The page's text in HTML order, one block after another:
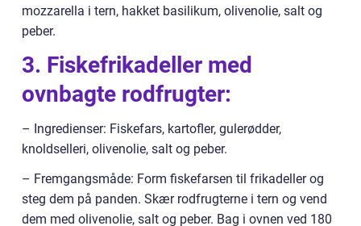
mozzarella i tern, hakket basilikum, olivenolie, salt og
peber.
3. Fiskefrikadeller med
ovnbagte rodfrugter:
– Ingredienser: Fiskefars, kartofler, gulerødder,
knoldselleri, olivenolie, salt og peber.
– Fremgangsmåde: Form fiskefarsen til frikadeller og
steg dem på panden. Skær rodfrugterne i tern og vend
dem med olivenolie, salt og peber. Bag i ovnen ved 180